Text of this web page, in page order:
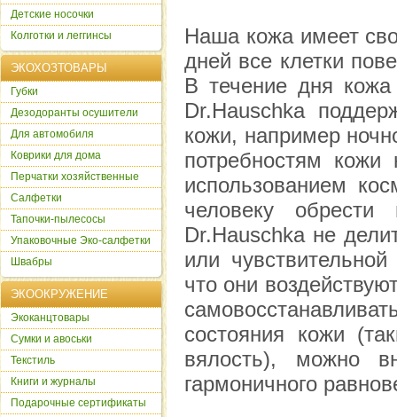
Наша кожа имеет
дней все клетки
В течение дня
Dr.Hauschka
кожи, например
потребностям
использованием
человеку
Dr.Hauschka не
или
что они
состояния кожи
вялость), можно
гармоничного
Детские носочки
Колготки и леггинсы
ЭКОХОЗТОВАРЫ
Губки
Дезодоранты осушители
Для автомобиля
Коврики для дома
Перчатки хозяйственные
Салфетки
Тапочки-пылесосы
Упаковочные Эко-салфетки
Швабры
ЭКООКРУЖЕНИЕ
Экоканцтовары
Сумки и авоськи
Текстиль
Книги и журналы
Подарочные сертификаты